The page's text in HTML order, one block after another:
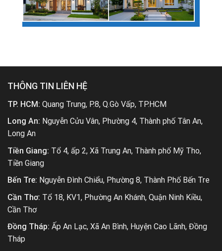
THÔNG TIN LIÊN HỆ
TP. HCM: Quang Trung, P.8, Q.Gò Vấp, TP.HCM
Long An: Nguyễn Cửu Vân, Phường 4, Thành phố Tân An,
Long An
Tiền Giang: Tổ 4, ấp 2, Xã Trung An, Thành phố Mỹ Tho,
Tiền Giang
Bến Tre: Nguyễn Đình Chiểu, Phường 8, Thành Phố Bến Tre
Cần Thơ: Tổ 18, KV1, Phường An Khánh, Quận Ninh Kiều,
Cần Thơ
Đồng Tháp: Ấp An Lạc, Xã An Bình, Huyện Cao Lãnh, Đồng
Tháp